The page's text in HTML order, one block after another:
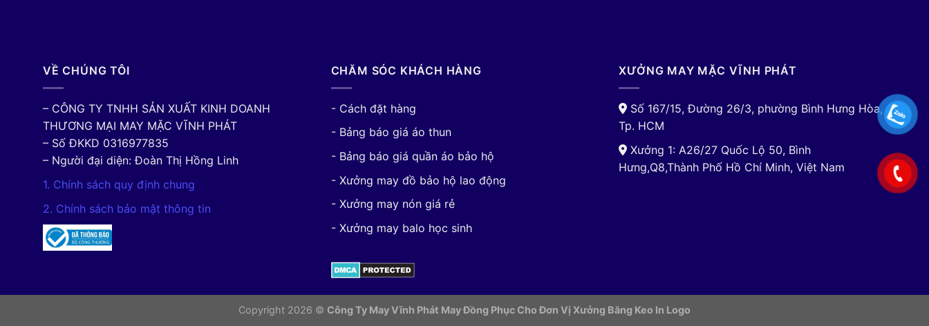
VỀ CHÚNG TÔI
– CÔNG TY TNHH SẢN XUẤT KINH DOANH
THƯƠNG MẠI MAY MẶC VĨNH PHÁT
– Số ĐKKD 0316977835
– Người đại diện: Đoàn Thị Hồng Linh
1. Chính sách quy định chung
2. Chính sách bảo mật thông tin
CHĂM SÓC KHÁCH HÀNG
- Cách đặt hàng
- Bảng báo giá áo thun
- Bảng báo giá quần áo bảo hộ
- Xưởng may đồ bảo hộ lao động
- Xưởng may nón giá rẻ
- Xưởng may balo học sinh
XƯỞNG MAY MẶC VĨNH PHÁT
Số 167/15, Đường 26/3, phường Bình Hưng Hòa,
Tp. HCM
Xưởng 1: A26/27 Quốc Lộ 50, Bình
Hưng,Q8,Thành Phố Hồ Chí Minh, Việt Nam
Copyright 2026 © Công Ty May Vĩnh Phát May Đồng Phục Cho Đơn Vị Xưởng Băng Keo In Logo